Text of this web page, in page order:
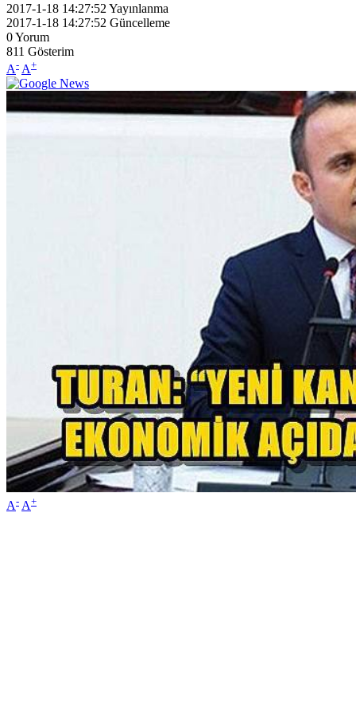
2017-1-18 14:27:52 Yayınlanma
2017-1-18 14:27:52 Güncelleme
0Yorum
811 Gösterim
A- A+
A- A+